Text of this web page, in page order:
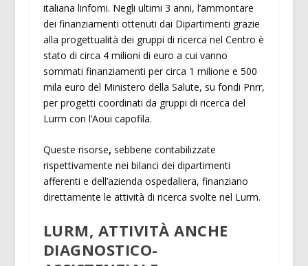
italiana linfomi. Negli ultimi 3 anni, l’ammontare
dei finanziamenti ottenuti dai Dipartimenti grazie
alla progettualità dei gruppi di ricerca nel Centro è
stato di circa 4 milioni di euro a cui vanno
sommati finanziamenti per circa 1 milione e 500
mila euro del Ministero della Salute, su fondi Pnrr,
per progetti coordinati da gruppi di ricerca del
Lurm con l’Aoui capofila.
Queste risorse, sebbene contabilizzate
rispettivamente nei bilanci dei dipartimenti
afferenti e dell’azienda ospedaliera, finanziano
direttamente le attività di ricerca svolte nel Lurm.
LURM, ATTIVITÀ ANCHE
DIAGNOSTICO-